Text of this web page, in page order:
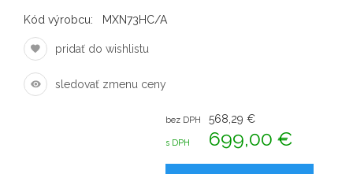
Kód výrobcu: MXN73HC/A
pridať do wishlistu
sledovať zmenu ceny
bez DPH 568,29 €
s DPH 699,00 €